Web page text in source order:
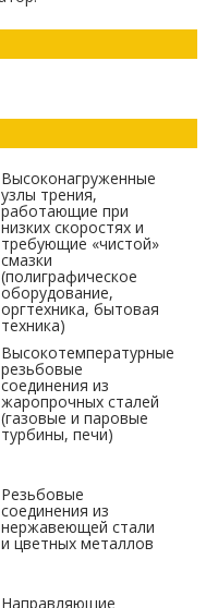
Высоконагруженные
узлы трения,
работающие при
низких скоростях и
требующие «чистой»
смазки
(полиграфическое
оборудование,
оргтехника, бытовая
техника)
Высокотемпературные
резьбовые
соединения из
жаропрочных сталей
(газовые и паровые
турбины, печи)
Резьбовые
соединения из
нержавеющей стали
и цветных металлов
Направляющие